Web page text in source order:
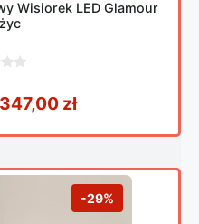
Wisiorek LED Glamour
Pierwotna cena
347,00 złAktualna
-29%